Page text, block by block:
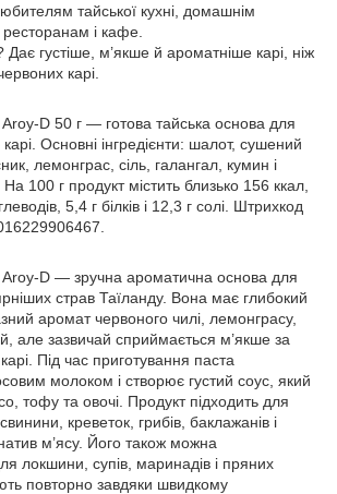
тайської кухні, домашнім
і кафе.
Дає густіше, м’якше й ароматніше карі, ніж
карі.
D 50 г — готова тайська основа для
карі. Основні інгредієнти: шалот, сушений
лемонграс, сіль, галангал, кумин і
На 100 г продукт містить близько 156 ккал,
5,4 г білків і 12,3 г солі. Штрихкод
Aroy-D — зручна ароматична основа для
страв Таїланду. Вона має глибокий
аромат червоного чилі, лемонграсу,
але зазвичай сприймається м’якше за
Під час приготування паста
молоком і створює густий соус, який
тофу та овочі. Продукт підходить для
креветок, грибів, баклажанів і
м’ясу. Його також можна
локшини, супів, маринадів і пряних
повторно завдяки швидкому